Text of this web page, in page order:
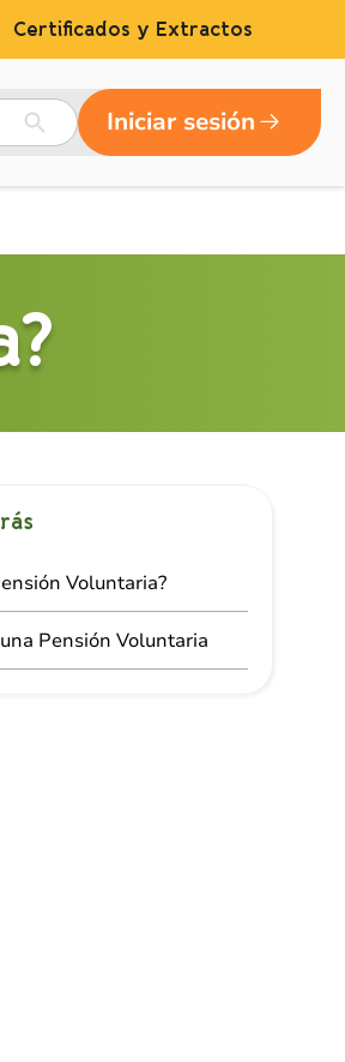
Certificados y Extractos
Iniciar sesión
Voluntaria?
Pensión Voluntaria